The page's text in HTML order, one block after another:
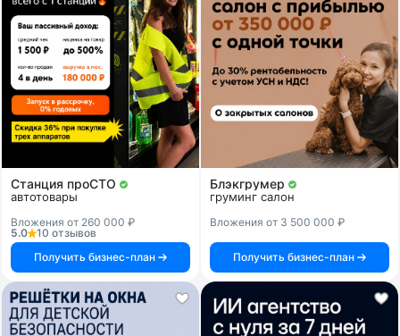
Станция проСТО
автотовары
Вложения от 260 000 ₽
5.0
10 отзывов
Получить бизнес-план
Блэкгрумер
груминг салон
Вложения от 3 500 000 ₽
Получить бизнес-план